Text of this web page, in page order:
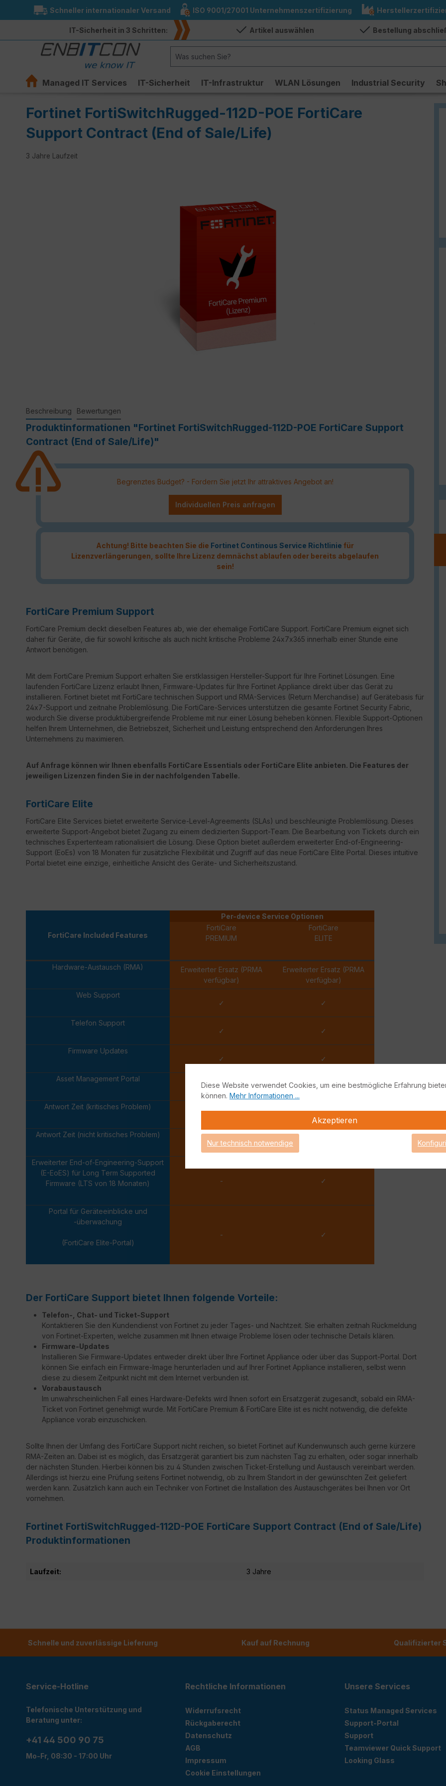
Zur Hauptnavigation springen
Schneller internationaler Versand ISO 9001/27001 Unternehmenszertifizierung
IT-Sicherheit in 3 Schritten: Artikel auswählen Bestellung
Managed IT Services IT-Sicherheit IT-Infrastruktur WLAN Lösungen Industrial Security
Fortinet FortiSwitchRugged-112D-POE FortiCare
Support Contract (End of Sale/Life)
3 Jahre Laufzeit
Beschreibung Bewertungen
Produktinformationen "Fortinet FortiSwitchRugged-112D-POE FortiCare Support
Contract (End of Sale/Life)"
Begrenztes Budget? - Fordern Sie jetzt Ihr attraktives Angebot an!
Individuellen Preis anfragen
Achtung! Bitte beachten Sie die Fortinet Continous Service Richtlinie für
Lizenzverlängerungen, sollte Ihre Lizenz demnächst ablaufen oder bereits abgelaufen
sein!
FortiCare Premium Support
FortiCare Premium deckt dieselben Features ab, wie der ehemalige FortiCare Support. FortiCare Premium eignet sich
daher für Geräte, die für sowohl kritische als auch nicht kritische Probleme 24x7x365 innerhalb einer Stunde eine
Antwort benötigen.
Mit dem FortiCare Premium Support erhalten Sie erstklassigen Hersteller-Support für Ihre Fortinet Lösungen. Eine
laufenden FortiCare Lizenz erlaubt Ihnen, Firmware-Updates für Ihre Fortinet Appliance direkt über das Gerät zu
installieren. Fortinet bietet mit FortiCare technischen Support und RMA-Services (Return Merchandise) auf Gerätebasis für
24x7-Support und zeitnahe Problemlösung. Die FortiCare-Services unterstützen die gesamte Fortinet Security Fabric,
wodurch Sie diverse produktübergreifende Probleme mit nur einer Lösung beheben können. Flexible Support-Optionen
helfen Ihrem Unternehmen, die Betriebszeit, Sicherheit und Leistung entsprechend den Anforderungen Ihres
Unternehmens zu maximieren.
Auf Anfrage können wir Ihnen ebenfalls FortiCare Essentials oder FortiCare Elite anbieten. Die Features der
jeweiligen Lizenzen finden Sie in der nachfolgenden Tabelle.
FortiCare Elite
FortiCare Elite Services bietet erweiterte Service-Level-Agreements (SLAs) und beschleunigte Problemlösung. Dieses
erweiterte Support-Angebot bietet Zugang zu einem dedizierten Support-Team. Die Bearbeitung von Tickets durch ein
technisches Expertenteam rationalisiert die Lösung. Diese Option bietet außerdem erweiterter End-of-Engineering-
Support (EoEs) von 18 Monaten für zusätzliche Flexibilität und Zugriff auf das neue FortiCare Elite Portal. Dieses intuitive
Portal bietet eine einzige, einheitliche Ansicht des Geräte- und Sicherheitszustand.
FortiCare Included Features
Per-device Service Optionen
FortiCare
PREMIUM
FortiCare
ELITE
Hardware-Austausch (RMA)
Erweiterter Ersatz (PRMA
verfügbar)
Erweiterter Ersatz (PRMA
verfügbar)
Web Support
✓
✓
Telefon Support
✓
✓
Firmware Updates
✓
✓
Asset Management Portal
✓
✓
Antwort Zeit (kritisches Problem)
Antwort Zeit (nicht kritisches Problem)
Nächsten Werktag
Erweiterter End-of-Engineering-Support
(E-EoES) für Long Term Supported
Firmware (LTS von 18 Monaten)
- ✓
Portal für Geräteeinblicke und
-überwachung
(FortiCare Elite-Portal)
- ✓
Der FortiCare Support bietet Ihnen folgende Vorteile:
Telefon-, Chat- und Ticket-Support
Kontaktieren Sie den Kundendienst von Fortinet zu jeder Tages- und Nachtzeit. Sie erhalten zeitnah Rückmeldung
von Fortinet-Experten, welche zusammen mit Ihnen etwaige Probleme lösen oder technische Details klären.
Firmware-Updates
Installieren Sie Firmware-Updates entweder direkt über Ihre Fortinet Appliance oder über das Support-Portal. Dort
können Sie einfach ein Firmware-Image herunterladen und auf Ihrer Fortinet Appliance installieren, selbst wenn
diese zu diesem Zeitpunkt nicht mit dem Internet verbunden ist.
Vorabaustausch
Im unwahrscheinlichen Fall eines Hardware-Defekts wird Ihnen sofort ein Ersatzgerät zugesandt, sobald ein RMA-
Ticket von Fortinet genehmigt wurde. Mit FortiCare Premium & FortiCare Elite ist es nicht notwendig, die defekte
Appliance vorab einzuschicken.
Sollte Ihnen der Umfang des FortiCare Support nicht reichen, so bietet Fortinet auf Kundenwunsch auch gerne kürzere
RMA-Zeiten an. Dabei ist es möglich, das Ersatzgerät garantiert bis zum nächsten Tag zu erhalten, oder sogar innerhalb
der nächsten Stunden. Hierbei können bis zu 4 Stunden zwischen Ticket-Erstellung und Austausch vereinbart werden.
Allerdings ist hierzu eine Prüfung seitens Fortinet notwendig, ob zu Ihrem Standort in der gewünschten Zeit geliefert
werden kann. Zusätzlich kann auch ein Techniker von Fortinet die Installation des Austauschgerätes bei Ihnen vor Ort
vornehmen.
Fortinet FortiSwitchRugged-112D-POE FortiCare Support Contract (End of Sale/Life)
Produktinformationen
Laufzeit: 3 Jahre
Schnelle und zuverlässige Lieferung Kauf auf Rechnung Qualifizierter
Service-Hotline
Telefonische Unterstützung und
Beratung unter:
+41 44 500 90 75
Mo-Fr, 08:30 - 17:00 Uhr
Rechtliche Informationen
Widerrufsrecht
Rückgaberecht
Datenschutz
AGB
Impressum
Cookie Einstellungen
Unsere Services
Status Managed Services
Support-Portal
Support
Teamviewer Quick Support
Looking Glass
Diese Website verwendet Cookies, um eine bestmögliche Erfahrung
können. Mehr Informationen ...
Akzeptieren
Nur technisch notwendige